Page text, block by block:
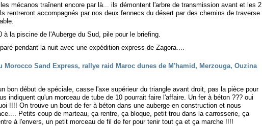
mécanos traînent encore par là... ils démontent l'arbre de transmission avant et les 2
rentreront accompagnés par nos deux fennecs du désert par des chemins de traverse
à la piscine de l'Auberge du Sud, pile pour le briefing.
pendant la nuit avec une expédition express de Zagora....
bon début de spéciale, casse l'axe supérieur du triangle avant droit, pas la pièce pour
indiquent qu'un morceau de tube de 10 pourrait faire l'affaire. Un fer à béton ??? oui
!!!! On trouve un bout de fer à béton dans une auberge en construction et nous
Petits coup de marteau, ça rentre, ça bloque, petit trou dans la carrosserie, ça
à l'envers, un petit morceau de fil de fer pour tenir tout ça et ça marche !!!!